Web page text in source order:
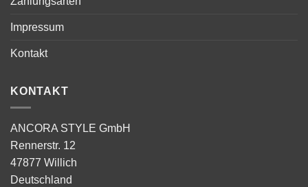
Impressum
Kontakt
KONTAKT
ANCORA STYLE GmbH
Rennerstr. 12
47877 Willich
Deutschland